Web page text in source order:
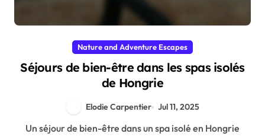
Nature and Adventure Escapes
Séjours de bien-être dans les spas isolés
de Hongrie
Elodie Carpentier Jul 11, 2025
Un séjour de bien-être dans un spa isolé en Hongrie